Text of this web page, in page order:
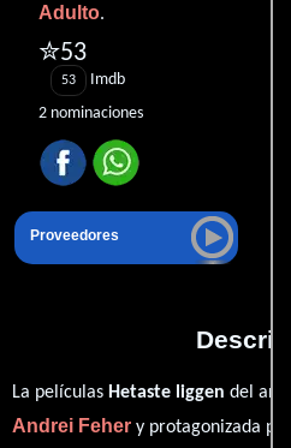
Adulto.
✮53
53
Imdb
2 nominaciones
Proveedores
La películas Hetaste liggen del año
Andrei Feher y protagonizada por